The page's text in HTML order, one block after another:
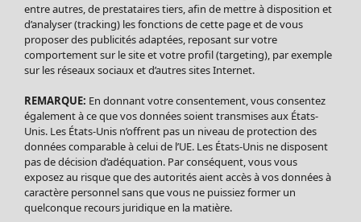
Soldes Vêtements
Tous les vêtements
Robes
Tuniques
Blouses
Tops
Gilets
Pantalon
Jupes
entre autres, de prestataires tiers, afin de mettre à disposition et
d’analyser (tracking) les fonctions de cette page et de vous
proposer des publicités adaptées, reposant sur votre
comportement sur le site et votre profil (targeting), par exemple
sur les réseaux sociaux et d’autres sites Internet.
REMARQUE: En donnant votre consentement, vous consentez
également à ce que vos données soient transmises aux États-
Unis. Les États-Unis n’offrent pas un niveau de protection des
données comparable à celui de l’UE. Les États-Unis ne disposent
pas de décision d’adéquation. Par conséquent, vous vous
exposez au risque que des autorités aient accès à vos données à
caractère personnel sans que vous ne puissiez former un
quelconque recours juridique en la matière.